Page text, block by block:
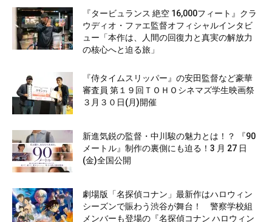
『タービュランス 絶空 16,000フィート』クラ
ウディオ・ファエ監督オフィシャルインタビ
ュー「本作は、人間の回復力と真実の解放力
の核心へと迫る旅」
『侍タイムスリッパー』の安田監督など豪華
審査員 第１９回ＴＯＨＯシネマズ学生映画祭
３月３０日(月)開催
新進気鋭の監督・中川駿の魅力とは！？ 『90
メートル』制作の裏側にも迫る！3 月 27 日
(金)全国公開
劇場版「名探偵コナン」最新作はハロウィン
シーズンで賑わう渋谷が舞台！ 警察学校組
メンバーも登場の『名探偵コナン ハロウィン